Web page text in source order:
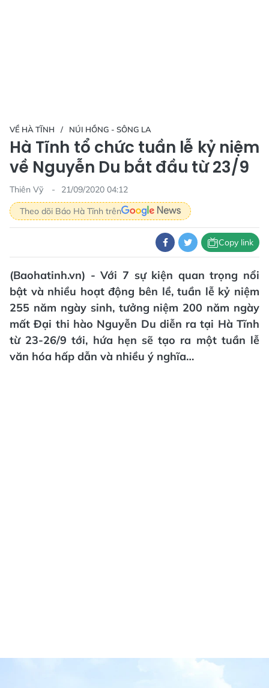
VỀ HÀ TĨNH NÚI HỒNG - SÔNG LA
Hà Tĩnh tổ chức tuần lễ kỷ niệm
về Nguyễn Du bắt đầu từ 23/9
Thiên Vỹ
21/09/2020 04:12
Theo dõi Báo Hà Tĩnh trên
Copy link
(Baohatinh.vn) - Với 7 sự kiện quan trọng nổi
bật và nhiều hoạt động bên lề, tuần lễ kỷ niệm
255 năm ngày sinh, tưởng niệm 200 năm ngày
mất Đại thi hào Nguyễn Du diễn ra tại Hà Tĩnh
từ 23-26/9 tới, hứa hẹn sẽ tạo ra một tuần lễ
văn hóa hấp dẫn và nhiều ý nghĩa…